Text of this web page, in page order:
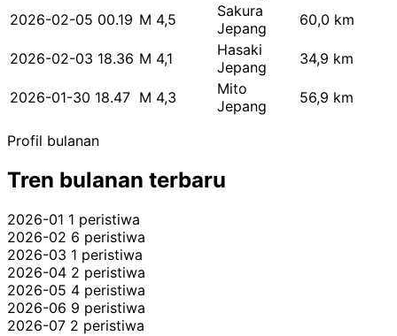
2026-02-05 00.19 M 4,5
Sakura
Jepang
60,0 km
2026-02-03 18.36 M 4,1
Hasaki
Jepang
34,9 km
2026-01-30 18.47 M 4,3
Mito
Jepang
56,9 km
Profil bulanan
Tren bulanan terbaru
2026-01 1 peristiwa
2026-02 6 peristiwa
2026-03 1 peristiwa
2026-04 2 peristiwa
2026-05 4 peristiwa
2026-06 9 peristiwa
2026-07 2 peristiwa